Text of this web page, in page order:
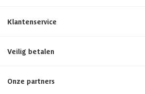
Klantenservice
Veilig betalen
Onze partners